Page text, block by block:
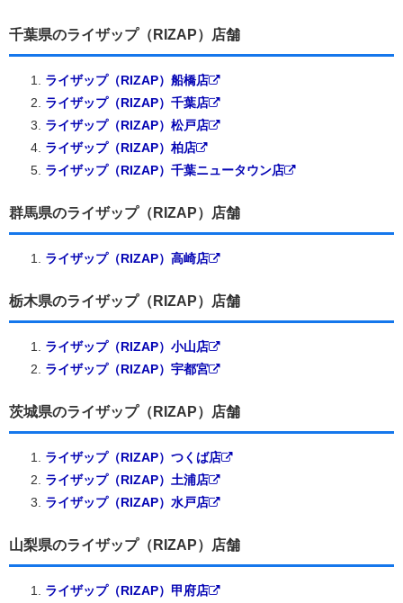
千葉県のライザップ（RIZAP）店舗
ライザップ（RIZAP）船橋店
ライザップ（RIZAP）千葉店
ライザップ（RIZAP）松戸店
ライザップ（RIZAP）柏店
ライザップ（RIZAP）千葉ニュータウン店
群馬県のライザップ（RIZAP）店舗
ライザップ（RIZAP）高崎店
栃木県のライザップ（RIZAP）店舗
ライザップ（RIZAP）小山店
ライザップ（RIZAP）宇都宮
茨城県のライザップ（RIZAP）店舗
ライザップ（RIZAP）つくば店
ライザップ（RIZAP）土浦店
ライザップ（RIZAP）水戸店
山梨県のライザップ（RIZAP）店舗
ライザップ（RIZAP）甲府店